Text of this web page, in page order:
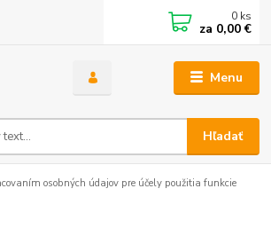
Menu
Hľadať
0 ks
za 0,00 €
osobných údajov pre účely použitia funkcie